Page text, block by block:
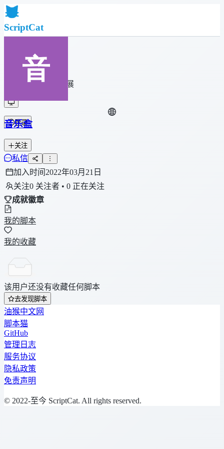
ScriptCat
社区
脚本列表
浏览器扩展
登录
音乐盒
关注
私信
加入时间2022年03月21日
关注0 关注者 • 0 正在关注
成就徽章
我的脚本
我的收藏
该用户还没有收藏任何脚本
去发现脚本
油猴中文网
脚本猫
GitHub
管理日志
服务协议
隐私政策
免责声明
© 2022-至今 ScriptCat. All rights reserved.